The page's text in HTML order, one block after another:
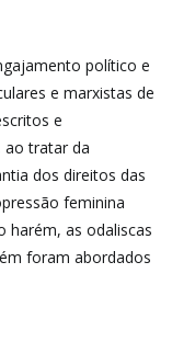
político e
e marxistas de
e
ao tratar da
dos direitos das
feminina
harém, as odaliscas
foram abordados